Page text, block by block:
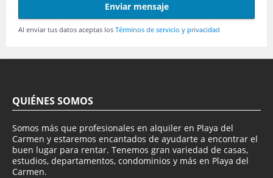
Enviar mensaje
Al enviar tus datos aceptas los Términos de servicio y privacidad
QUIÉNES SOMOS
Somos más que profesionales en alquiler en Playa del
Carmen y estaremos encantados de ayudarte a encontrar el
buen lugar para rentar. Tenemos gran variedad de casas,
estudios, departamentos, condominios y más en Playa del
Carmen.